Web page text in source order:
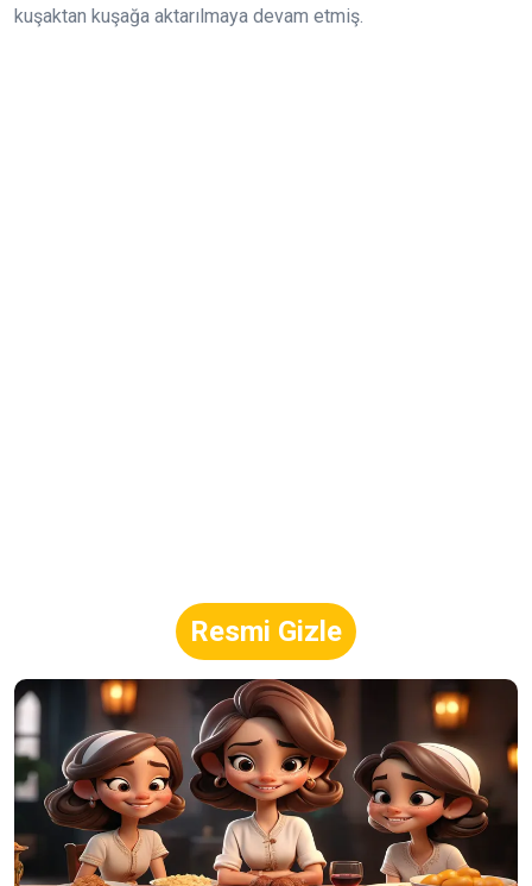
kuşaktan kuşağa aktarılmaya devam etmiş.
Resmi Gizle